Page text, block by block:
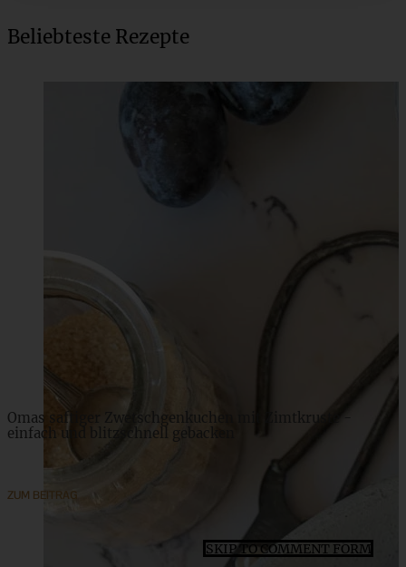
Meine 20 besten Rezepte mit Sommerbeeren – einfach
Beliebteste Rezepte
Omas saftiger Zwetschgenkuchen mit Zimtkruste -
einfach und blitzschnell gebacken
ZUM BEITRAG
SKIP TO COMMENT FORM